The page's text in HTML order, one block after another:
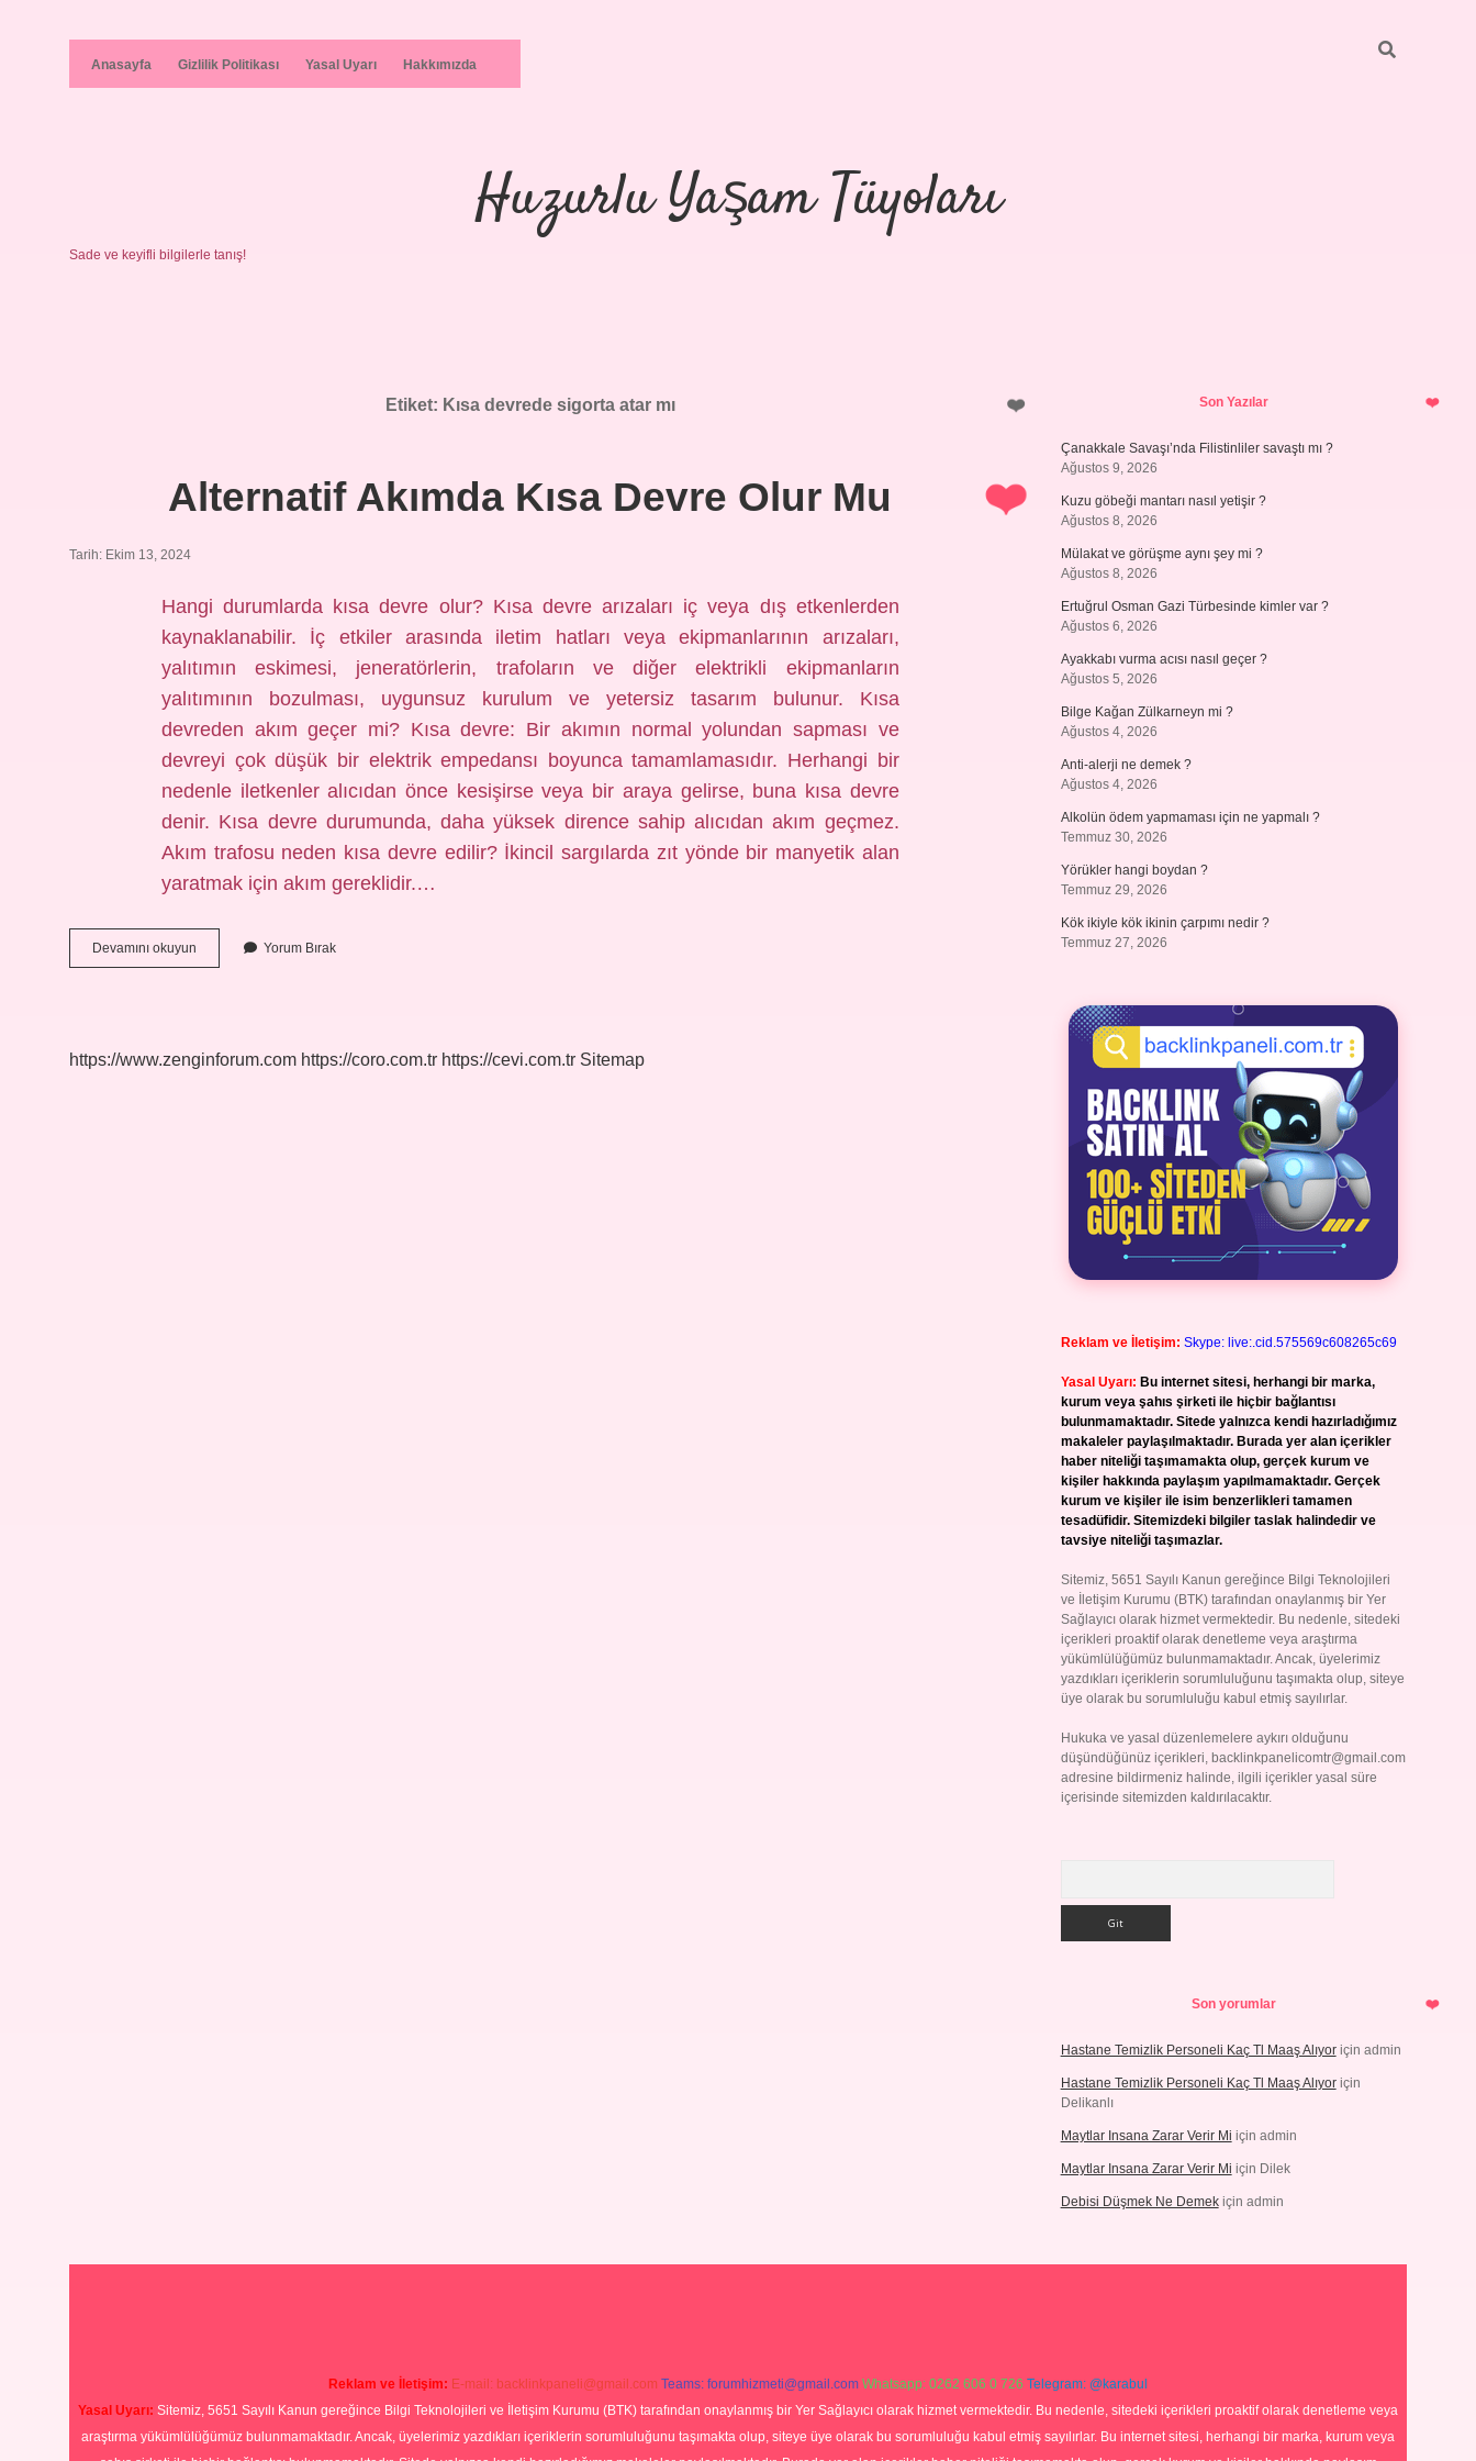
Anasayfa Gizlilik Politikası Yasal Uyarı Hakkımızda
Huzurlu Yaşam Tüyoları
Sade ve keyifli bilgilerle tanış!
Etiket: Kısa devrede sigorta atar mı
Alternatif Akımda Kısa Devre Olur Mu
Tarih: Ekim 13, 2024
Hangi durumlarda kısa devre olur? Kısa devre arızaları iç veya dış etkenlerden
kaynaklanabilir. İç etkiler arasında iletim hatları veya ekipmanlarının arızaları,
yalıtımın eskimesi, jeneratörlerin, trafoların ve diğer elektrikli ekipmanların
yalıtımının bozulması, uygunsuz kurulum ve yetersiz tasarım bulunur. Kısa
devreden akım geçer mi? Kısa devre: Bir akımın normal yolundan sapması ve
devreyi çok düşük bir elektrik empedansı boyunca tamamlamasıdır. Herhangi bir
nedenle iletkenler alıcıdan önce kesişirse veya bir araya gelirse, buna kısa devre
denir. Kısa devre durumunda, daha yüksek dirence sahip alıcıdan akım geçmez.
Akım trafosu neden kısa devre edilir? İkincil sargılarda zıt yönde bir manyetik alan
yaratmak için akım gereklidir.…
Devamını okuyun Alternatif
Akımda
Yorum Bırak
https://www.zenginforum.com https://coro.com.tr https://cevi.com.tr Sitemap
SidebarSon Yazılar
Çanakkale Savaşı’nda Filistinliler savaştı mı ?
Ağustos 9, 2026
Kuzu göbeği mantarı nasıl yetişir ?
Ağustos 8, 2026
Mülakat ve görüşme aynı şey mi ?
Ağustos 8, 2026
Ertuğrul Osman Gazi Türbesinde kimler var ?
Ağustos 6, 2026
Ayakkabı vurma acısı nasıl geçer ?
Ağustos 5, 2026
Bilge Kağan Zülkarneyn mi ?
Ağustos 4, 2026
Anti-alerji ne demek ?
Ağustos 4, 2026
Alkolün ödem yapmaması için ne yapmalı ?
Temmuz 30, 2026
Yörükler hangi boydan ?
Temmuz 29, 2026
Kök ikiyle kök ikinin çarpımı nedir ?
Temmuz 27, 2026
Reklam ve İletişim: Skype: live:.cid.575569c608265c69
Yasal Uyarı: Bu internet sitesi, herhangi bir marka,
kurum veya şahıs şirketi ile hiçbir bağlantısı
bulunmamaktadır. Sitede yalnızca kendi hazırladığımız
makaleler paylaşılmaktadır. Burada yer alan içerikler
haber niteliği taşımamakta olup, gerçek kurum ve
kişiler hakkında paylaşım yapılmamaktadır. Gerçek
kurum ve kişiler ile isim benzerlikleri tamamen
tesadüfidir. Sitemizdeki bilgiler taslak halindedir ve
tavsiye niteliği taşımazlar.
Sitemiz, 5651 Sayılı Kanun gereğince Bilgi Teknolojileri
ve İletişim Kurumu (BTK) tarafından onaylanmış bir Yer
Sağlayıcı olarak hizmet vermektedir. Bu nedenle, sitedeki
içerikleri proaktif olarak denetleme veya araştırma
yükümlülüğümüz bulunmamaktadır. Ancak, üyelerimiz
yazdıkları içeriklerin sorumluluğunu taşımakta olup, siteye
üye olarak bu sorumluluğu kabul etmiş sayılırlar.
Hukuka ve yasal düzenlemelere aykırı olduğunu
düşündüğünüz içerikleri, backlinkpanelicomtr@gmail.com
adresine bildirmeniz halinde, ilgili içerikler yasal süre
içerisinde sitemizden kaldırılacaktır.
Son yorumlar
Hastane Temizlik Personeli Kaç Tl Maaş Alıyoriçin admin
Hastane Temizlik Personeli Kaç Tl Maaş Alıyoriçin
Delikanlı
Maytlar Insana Zarar Verir Mi için admin
Maytlar Insana Zarar Verir Mi için Dilek
Debisi Düşmek Ne Demekiçin admin
Reklam ve İletişim: E-mail: backlinkpaneli@gmail.com Teams: forumhizmeti@gmail.com Whatsapp: 0262 606 0 726 Telegram: @karabul
Yasal Uyarı: Sitemiz, 5651 Sayılı Kanun gereğince Bilgi Teknolojileri ve İletişim Kurumu (BTK) tarafından onaylanmış bir Yer Sağlayıcı olarak hizmet vermektedir. Bu nedenle, sitedeki içerikleri proaktif olarak denetleme veya
araştırma yükümlülüğümüz bulunmamaktadır. Ancak, üyelerimiz yazdıkları içeriklerin sorumluluğunu taşımakta olup, siteye üye olarak bu sorumluluğu kabul etmiş sayılırlar. Bu internet sitesi, herhangi bir marka, kurum veya